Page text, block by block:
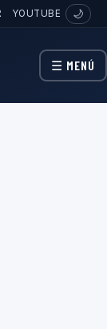
YOUTUBE 🌙
☰ MENÚ